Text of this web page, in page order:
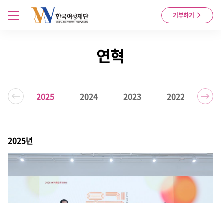
Skip to content
기부하기
메뉴 열기
연혁
2025 2024 2023 2022
2025년